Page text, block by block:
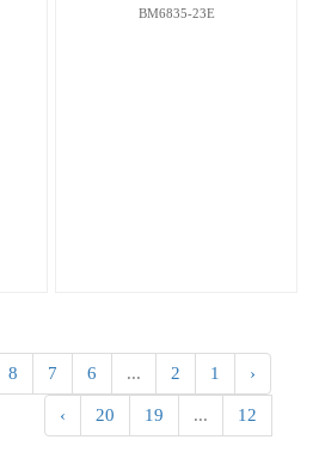
BM6835-23E
‹
1
2
...
6
7
8
12
...
19
20
›